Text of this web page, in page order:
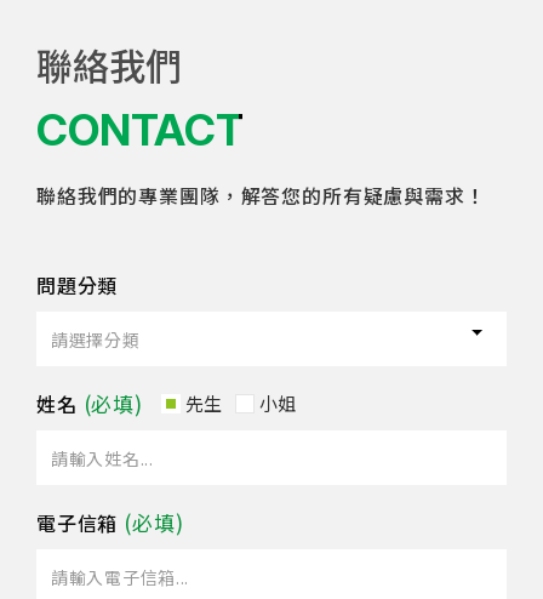
聯絡我們
CONTACT
聯絡我們的專業團隊，解答您的所有疑慮與需求！
問題分類
姓名 先生 小姐
電子信箱